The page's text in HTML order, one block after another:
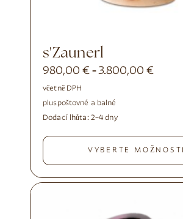
s'Zaunerl
980,00€ -3.800,00€
včetně DPH
pluspoštovné a balné
Dodací lhůta: 2–4 dny
VYBERTE MOŽNOSTI